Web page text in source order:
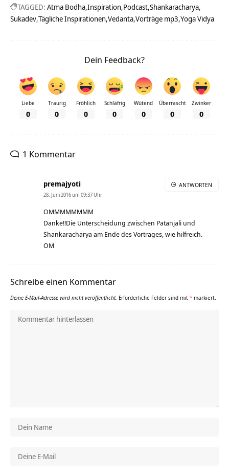
TAGGED: Atma Bodha Inspiration Podcast Shankaracharya
Sukadev Tägliche Inspirationen Vedanta Vorträge mp3 Yoga Vidya
Dein Feedback?
Liebe
0
Traurig
0
Fröhlich
0
Schläfrig
0
Wütend
0
Überrascht
0
Zwinker
0
1 Kommentar
premajyoti
28. Juni 2016 um 09:37 Uhr
OMMMMMMMM
Danke!!Die Unterscheidung zwischen Patanjali und
Shankaracharya am Ende des Vortrages, wie hilfreich.
OM
ANTWORTEN
Schreibe einen Kommentar
Deine E-Mail-Adresse wird nicht veröffentlicht. Erforderliche Felder sind mit * markiert.